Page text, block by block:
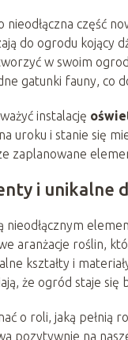
część
do ogrodu kojący
w swoim
gatunki fauny, co
instalację
uroku i stanie się
zaplanowane
i unikalne
nieodłącznym
aranżacje roślin,
kształty i
że ogród staje
o roli, jaką pełnią
pozytywnie na